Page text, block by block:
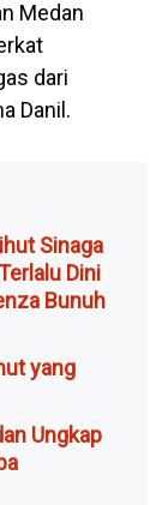
Medan
dari
Danil.
Sinaga
Dini
Bunuh
yang
Ungkap